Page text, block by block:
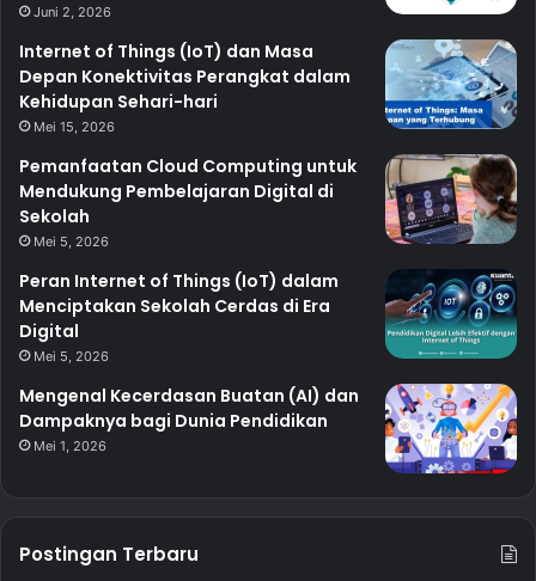
Juni 2, 2026
Internet of Things (IoT) dan Masa
Depan Konektivitas Perangkat dalam
Kehidupan Sehari-hari
Mei 15, 2026
Pemanfaatan Cloud Computing untuk
Mendukung Pembelajaran Digital di
Sekolah
Mei 5, 2026
Peran Internet of Things (IoT) dalam
Menciptakan Sekolah Cerdas di Era
Digital
Mei 5, 2026
Mengenal Kecerdasan Buatan (AI) dan
Dampaknya bagi Dunia Pendidikan
Mei 1, 2026
Postingan Terbaru